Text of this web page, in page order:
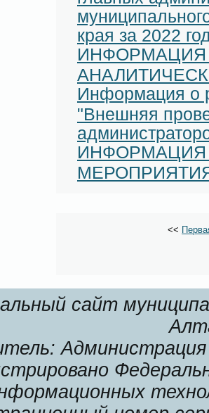
края за 2022
ИНФОРМАЦИЯ
Информация о
"Внешняя
ИНФОРМАЦИЯ
<<
сайт
Администрация